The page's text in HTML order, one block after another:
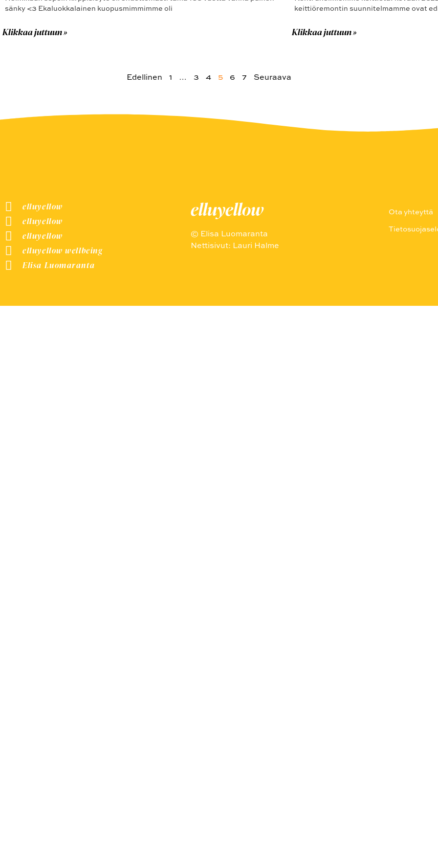
sänky <3 Ekaluokkalainen kuopusmimmimme oli
Klikkaa juttuun »
keittiöremontin suunnitelmamme ovat
Klikkaa juttuun »
Edellinen 1 … 3 4 5 6 7 Seuraava
elluyellow
elluyellow
elluyellow
elluyellow wellbeing
Elisa Luomaranta
elluyellow
© Elisa Luomaranta
Nettisivut: Lauri Halme
Ota yhteyttä